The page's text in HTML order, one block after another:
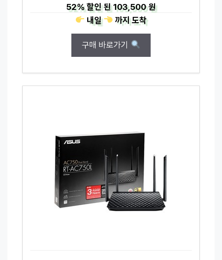
52%할인 된103,500 원
내일
까지도착
구매 바로가기